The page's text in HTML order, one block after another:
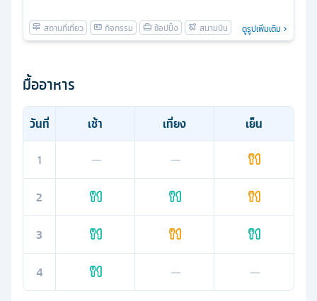
ดูรูปเพิ่มเติม
มื้ออาหาร
วันที่ เช้า เที่ยง
เย็น
1
— —
2
3
4 — —